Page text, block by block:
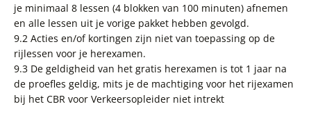
je minimaal 8 lessen (4 blokken van 100 minuten) afnemen
en alle lessen uit je vorige pakket hebben gevolgd.
9.2 Acties en/of kortingen zijn niet van toepassing op de
rijlessen voor je herexamen.
9.3 De geldigheid van het gratis herexamen is tot 1 jaar na
de proefles geldig, mits je de machtiging voor het rijexamen
bij het CBR voor Verkeersopleider niet intrekt